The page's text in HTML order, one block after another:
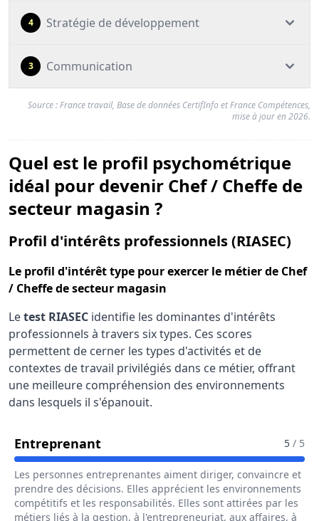
4 Stratégie de développement
3 Communication
Source : France travail, Base de données CertifInfo et France Compétences,
mise à jour en 2026.
Quel est le profil psychométrique
idéal pour devenir Chef / Cheffe de
secteur magasin ?
Profil d'intérêts professionnels (RIASEC)
Le profil d'intérêt type pour exercer le métier de Chef
/ Cheffe de secteur magasin
Letest RIASEC identifie les dominantes d'intérêts
professionnels à travers six types. Ces scores
permettent de cerner les types d'activités et de
contextes de travail privilégiés dans ce métier, offrant
une meilleure compréhension des environnements
dans lesquels il s'épanouit.
EntreprenantPour Le Métier De Chef / Cheffe
5 / 5
Les personnes entreprenantes aiment diriger, convaincre et
prendre des décisions. Elles apprécient les environnements
compétitifs et les responsabilités. Elles sont attirées par les
métiers liés à la gestion, à l'entrepreneuriat, aux affaires, à